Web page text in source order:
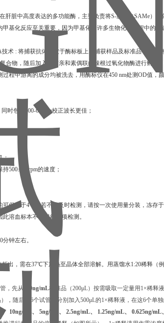
肝脏中高度表达的多功能酶，主要负责将S-腺苷（SAMe）
基化反应至关重要，因为甲基化是许多生物化学过程中的
术 : 将捕获抗体包被于酶标板上，捕获样品及标准品中的待
合物，随后加入链霉亲和素偶联的辣根过氧化物酶进行孵
程中游离的成分均被洗去，用酶标仪在450 nm处测OD值
时包含600-680nm校正波长更佳；
；
500±50 rpm的速度；
可保存于4℃，若不能及时检测，请按一次使用量分装，冻
溶血标本不宜进行此项检测。
钟左右。
出，需在37℃下加热⾄晶体全部溶解。用蒸馏水1:20稀释（
，先从 400ng/mL标准品（200μL）按需吸取一定量用1×稀释
，随后在6个试管中分别加入500μL的1×稀释液，在这6个单
、 10ng/mL、 5ng/mL、 2.5ng/mL、 1.25ng/mL、 0.625ng/mL